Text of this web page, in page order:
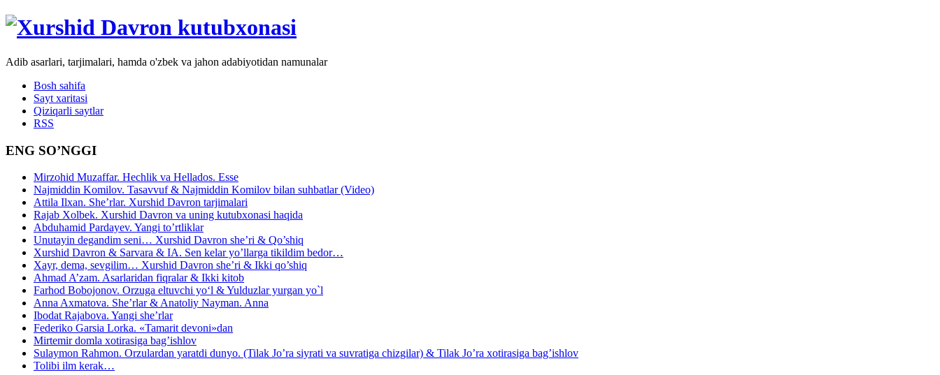
Adib asarlari, tarjimalari, hamda o'zbek va jahon adabiyotidan namunalar
Bosh sahifa
Sayt xaritasi
Qiziqarli saytlar
RSS
ENG SO’NGGI
Mirzohid Muzaffar. Hechlik va Hellados. Esse
Najmiddin Komilov. Tasavvuf & Najmiddin Komilov bilan suhbatlar (Video)
Attila Ilxan. She’rlar. Xurshid Davron tarjimalari
Rajab Xolbek. Xurshid Davron va uning kutubxonasi haqida
Abduhamid Pardayev. Yangi to’rtliklar
Unutayin degandim seni… Xurshid Davron she’ri & Qo’shiq
Xurshid Davron & Sarvara & IA. Sen kelar yo’llarga tikildim bedor…
Xayr, dema, sevgilim… Xurshid Davron she’ri & Ikki qo’shiq
Ahmad A’zam. Asarlaridan fiqralar & Ikki kitob
Farhod Bobojonov. Orzuga eltuvchi yo‘l & Yulduzlar yurgan yo`l
Anna Axmatova. She’rlar & Anatoliy Nayman. Anna
Ibodat Rajabova. Yangi she’rlar
Federiko Garsia Lorka. «Tamarit devoni»dan
Mirtemir domla xotirasiga bag’ishlov
Sulaymon Rahmon. Orzulardan yaratdi dunyo. (Tilak Jo’ra siyrati va suvratiga chizgilar) & Tilak Jo’ra xotirasiga bag’ishlov
Tolibi ilm kerak…